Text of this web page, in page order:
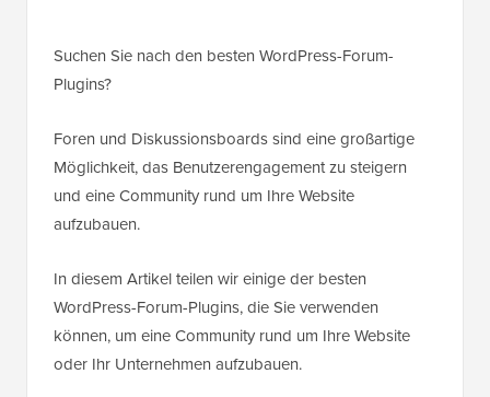
Suchen Sie nach den besten WordPress-Forum-
Plugins?
Foren und Diskussionsboards sind eine großartige
Möglichkeit, das Benutzerengagement zu steigern
und eine Community rund um Ihre Website
aufzubauen.
In diesem Artikel teilen wir einige der besten
WordPress-Forum-Plugins, die Sie verwenden
können, um eine Community rund um Ihre Website
oder Ihr Unternehmen aufzubauen.